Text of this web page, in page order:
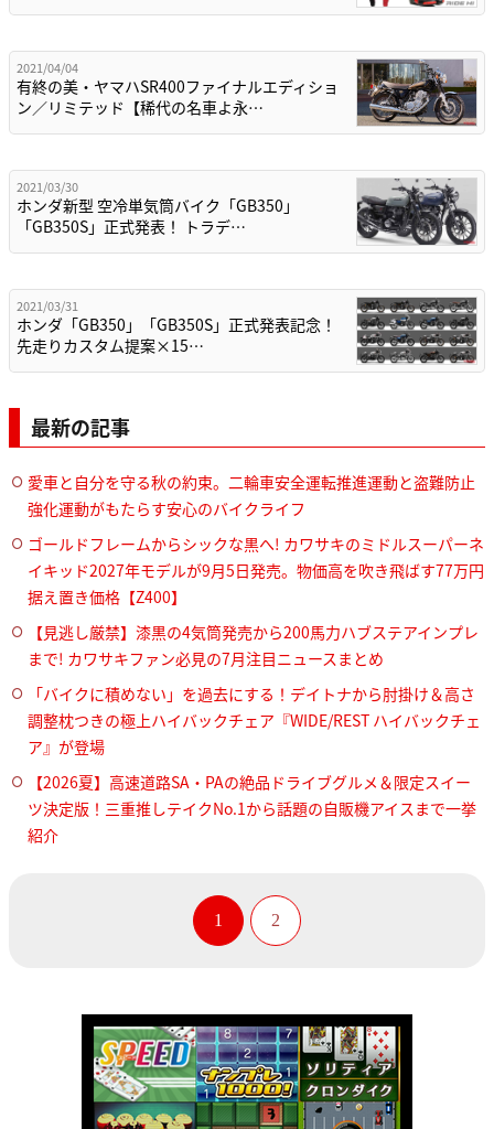
2021/04/04
有終の美・ヤマハSR400ファイナルエディショ
ン／リミテッド【稀代の名車よ永…
2021/03/30
ホンダ新型 空冷単気筒バイク「GB350」
「GB350S」正式発表！ トラデ…
2021/03/31
ホンダ「GB350」「GB350S」正式発表記念！
先走りカスタム提案×15…
最新の記事
愛車と自分を守る秋の約束。二輪車安全運転推進運動と盗難防止
強化運動がもたらす安心のバイクライフ
ゴールドフレームからシックな黒へ! カワサキのミドルスーパーネ
イキッド2027年モデルが9月5日発売。物価高を吹き飛ばす77万円
据え置き価格【Z400】
【見逃し厳禁】漆黒の4気筒発売から200馬力ハブステアインプレ
まで! カワサキファン必見の7月注目ニュースまとめ
「バイクに積めない」を過去にする！デイトナから肘掛け＆高さ
調整枕つきの極上ハイバックチェア『WIDE/REST ハイバックチェ
ア』が登場
【2026夏】高速道路SA・PAの絶品ドライブグルメ＆限定スイー
ツ決定版！三重推しテイクNo.1から話題の自販機アイスまで一挙
紹介
1 2